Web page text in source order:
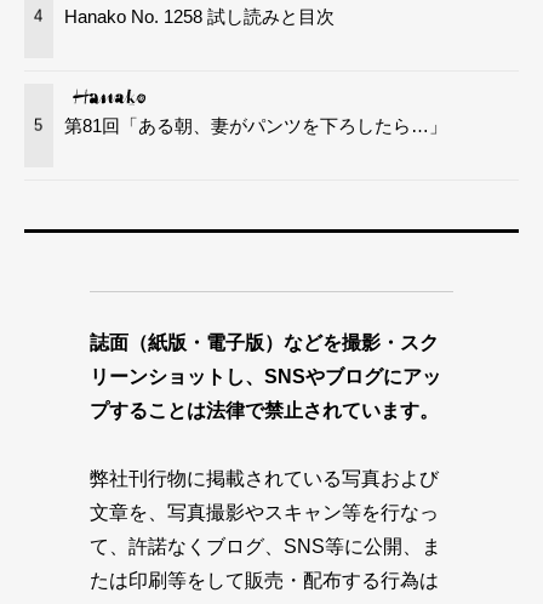
4 Hanako No. 1258 試し読みと目次
5 第81回「ある朝、妻がパンツを下ろしたら…」
誌面（紙版・電子版）などを撮影・スク
リーンショットし、SNSやブログにアッ
プすることは法律で禁止されています。
弊社刊行物に掲載されている写真および
文章を、写真撮影やスキャン等を行なっ
て、許諾なくブログ、SNS等に公開、ま
たは印刷等をして販売・配布する行為は